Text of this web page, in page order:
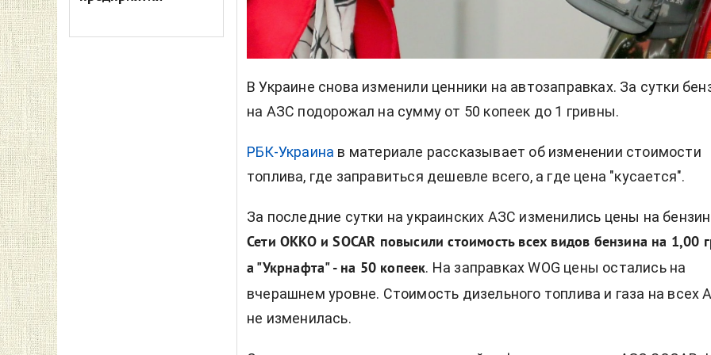
В Украине снова изменили ценники на автозаправках. За сутки
на АЗС подорожал на сумму от 50 копеек до 1 гривны.
РБК-Украина в материале рассказывает об изменении стоимости
топлива, где заправиться дешевле всего, а где цена "кусается".
За последние сутки на украинских АЗС изменились цены на
Сети OKKO и SOCAR повысили стоимость всех видов бензина на 1,00
а "Укрнафта" - на 50 копеек. На заправках WOG цены остались на
вчерашнем уровне. Стоимость дизельного топлива и газа на всех
не изменилась.